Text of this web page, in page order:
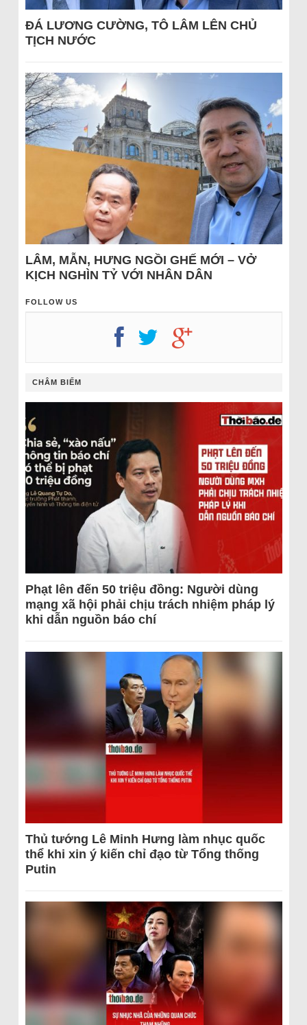
ĐÁ LƯƠNG CƯỜNG, TÔ LÂM LÊN CHỦ
TỊCH NƯỚC
LÂM, MẪN, HƯNG NGỒI GHẾ MỚI – VỞ
KỊCH NGHÌN TỶ VỚI NHÂN DÂN
FOLLOW US
CHÂM BIẾM
Phạt lên đến 50 triệu đồng: Người dùng
mạng xã hội phải chịu trách nhiệm pháp lý
khi dẫn nguồn báo chí
Thủ tướng Lê Minh Hưng làm nhục quốc
thể khi xin ý kiến chỉ đạo từ Tổng thống
Putin